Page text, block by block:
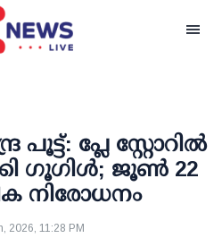
പൂട്ട്: പ്ലേ സ്റ്റോറില്‍
ഗൂഗിള്‍; ജൂണ്‍ 22
നിരോധനം
2026, 11:28 PM